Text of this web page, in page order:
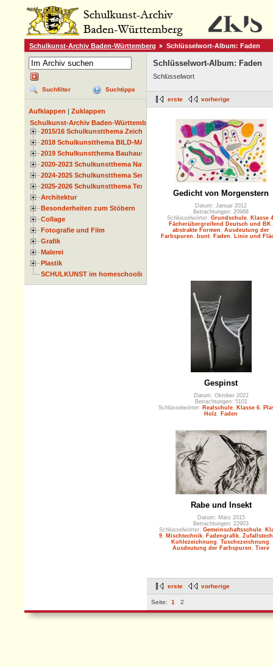
Schulkunst-Archiv Baden-Württemberg Schlüsselwort-Album: Faden
Suchfilter Suchtipps
Aufklappen
Zuklappen
Schulkunst-Archiv Baden-Württemberg
2015/16 Schulkunstthema Zeichnen
2018 Schulkunstthema BILD-MATERIAL-OBJEKT
2019 Schulkunstthema Bauhaus
2020-2023 Schulkunstthema Natur und Zeit
2024-2025 Schulkunstthema Serie
2025-2026 Schulkunstthema Textil
Architektur
Besonderheiten zum Stöbern
Collage
Fotografie und Film
Grafik
Malerei
Plastik
SCHULKUNST im homeschooling
Schlüsselwort-Album: Faden
Schlüsselwort
erste vorherige
Gedicht von Morgenstern
Datum: Januar 2012
Betrachtungen: 20968
Schlüsselwörter: Grundschule,
Klasse 4
Fächerübergreifend Deutsch und BK
abstrakte Formen
Ausdeutung der
Farbspuren
bunt Faden Linie und
Gespinst
Datum: Oktober 2022
Betrachtungen: 5101
Schlüsselwörter: Realschule Klasse 6
Holz
Faden
Rabe und Insekt
Datum: März 2015
Betrachtungen: 22903
Schlüsselwörter: Gemeinschaftsschule,
9, Mischtechnik, Fadengrafik,
Kohlezeichnung
Tuschezeichnung
Ausdeutung der Farbspuren
Tiere
erste vorherige
Seite: 1 2